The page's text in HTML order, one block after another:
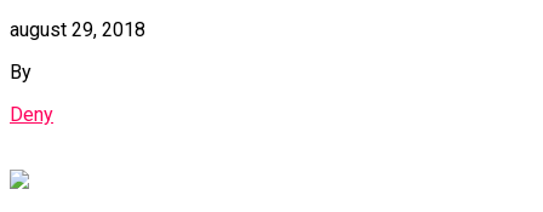
august 29, 2018
By
Deny